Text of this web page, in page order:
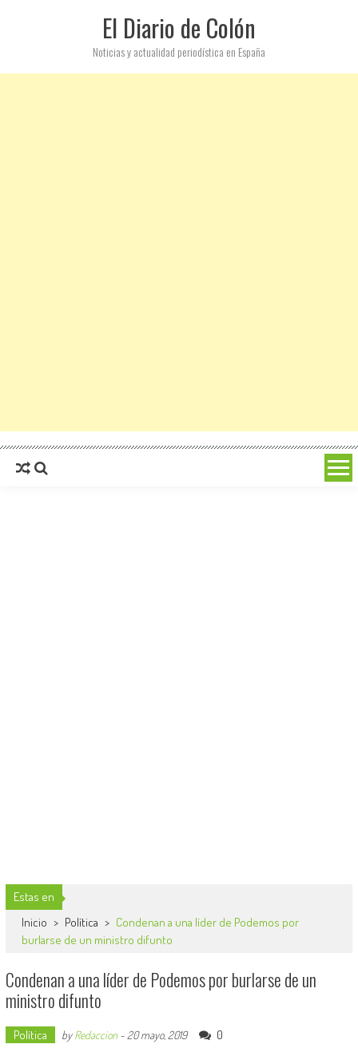
El Diario de Colón
Noticias y actualidad periodística en España
Estas en
Inicio > Política > Condenan a una líder de Podemos por
burlarse de un ministro difunto
Condenan a una líder de Podemos por burlarse de un
ministro difunto
Política byRedaccion- 20 mayo, 2019 0